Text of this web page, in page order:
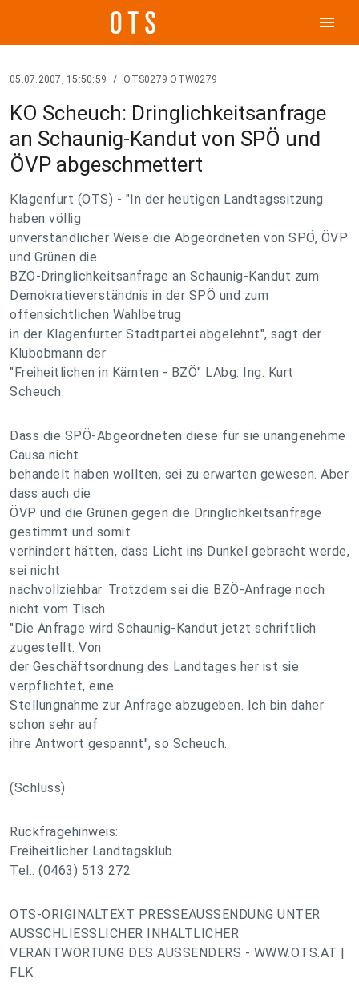
menu
05.07.2007, 15:50:59 / OTS0279 OTW0279
KO Scheuch: Dringlichkeitsanfrage
an Schaunig-Kandut von SPÖ und
ÖVP abgeschmettert
Klagenfurt (OTS) - "In der heutigen Landtagssitzung
haben völlig
unverständlicher Weise die Abgeordneten von SPÖ, ÖVP
und Grünen die
BZÖ-Dringlichkeitsanfrage an Schaunig-Kandut zum
Demokratieverständnis in der SPÖ und zum
offensichtlichen Wahlbetrug
in der Klagenfurter Stadtpartei abgelehnt", sagt der
Klubobmann der
"Freiheitlichen in Kärnten - BZÖ" LAbg. Ing. Kurt
Scheuch.
Dass die SPÖ-Abgeordneten diese für sie unangenehme
Causa nicht
behandelt haben wollten, sei zu erwarten gewesen. Aber
dass auch die
ÖVP und die Grünen gegen die Dringlichkeitsanfrage
gestimmt und somit
verhindert hätten, dass Licht ins Dunkel gebracht werde,
sei nicht
nachvollziehbar. Trotzdem sei die BZÖ-Anfrage noch
nicht vom Tisch.
"Die Anfrage wird Schaunig-Kandut jetzt schriftlich
zugestellt. Von
der Geschäftsordnung des Landtages her ist sie
verpflichtet, eine
Stellungnahme zur Anfrage abzugeben. Ich bin daher
schon sehr auf
ihre Antwort gespannt", so Scheuch.
(Schluss)
Rückfragehinweis:
Freiheitlicher Landtagsklub
Tel.: (0463) 513 272
OTS-ORIGINALTEXT PRESSEAUSSENDUNG UNTER
AUSSCHLIESSLICHER INHALTLICHER
VERANTWORTUNG DES AUSSENDERS - WWW.OTS.AT |
FLK